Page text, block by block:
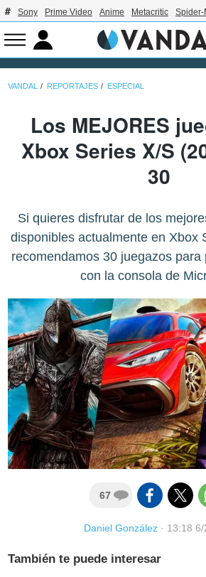
Sony Prime Video Anime Metacritic Spider-
VANDAL REPORTAJES ESPECIAL
Los MEJORES
Xbox Series X/S
30
Si quieres disfrutar de los
disponibles actualmente en Xbox
recomendamos 30 juegazos para
con la consola de
67
Daniel González· 13:18
También te puede interesar